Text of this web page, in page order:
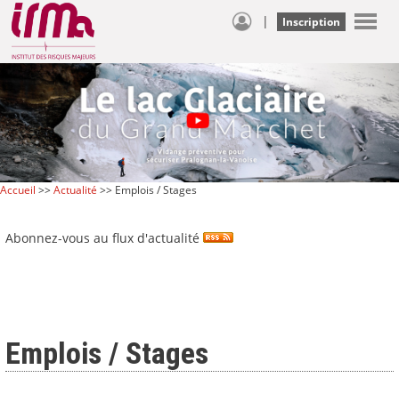
| Inscription
Accueil >>Actualité >> Emplois / Stages
Abonnez-vous au flux d'actualité
Emplois / Stages